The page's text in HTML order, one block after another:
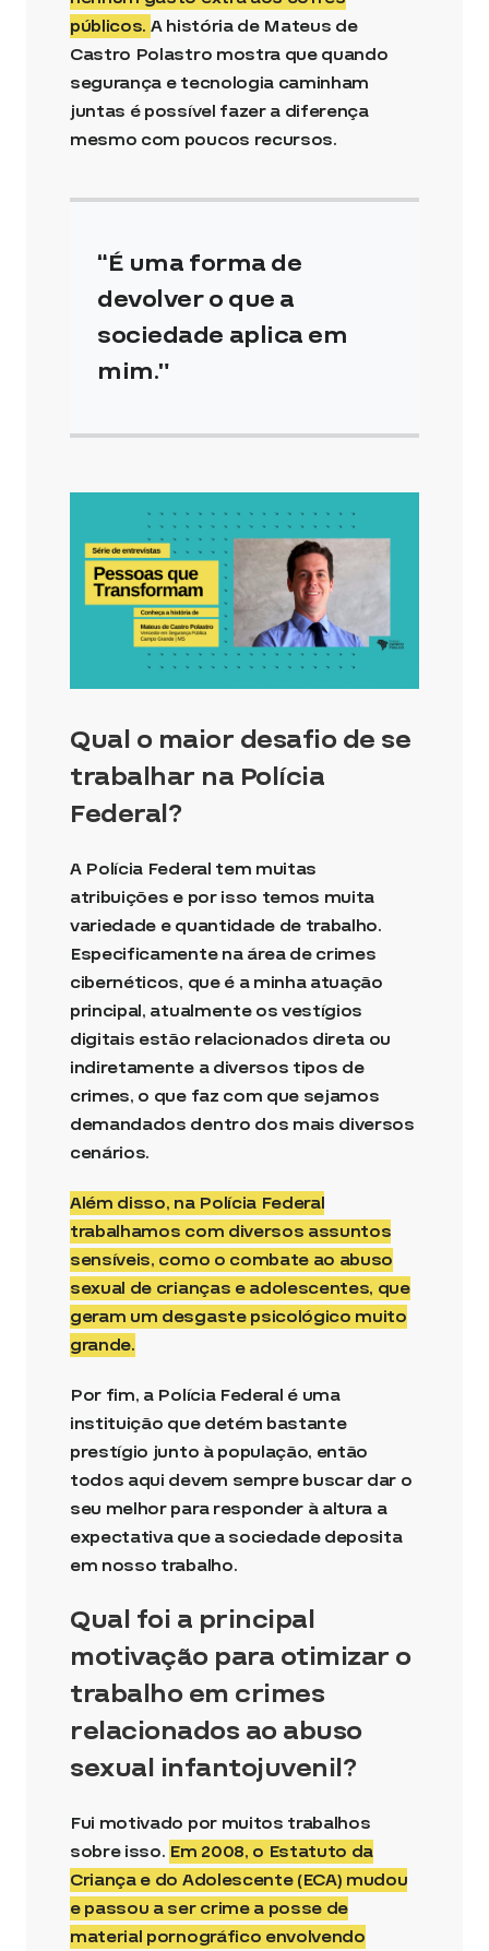
públicos. A história de Mateus de
Castro Polastro mostra que quando
segurança e tecnologia caminham
juntas é possível fazer a diferença
mesmo com poucos recursos.
É uma forma de
devolver o que a
sociedade aplica em
mim.
Qual o maior desafio de se
trabalhar na Polícia
Federal?
A Polícia Federal tem muitas
atribuições e por isso temos muita
variedade e quantidade de trabalho.
Especificamente na área de crimes
cibernéticos, que é a minha atuação
principal, atualmente os vestígios
digitais estão relacionados direta ou
indiretamente a diversos tipos de
crimes, o que faz com que sejamos
demandados dentro dos mais diversos
cenários.
Além disso, na Polícia Federal
trabalhamos com diversos assuntos
sensíveis, como o combate ao abuso
sexual de crianças e adolescentes, que
geram um desgaste psicológico muito
grande.
Por fim, a Polícia Federal é uma
instituição que detém bastante
prestígio junto à população, então
todos aqui devem sempre buscar dar o
seu melhor para responder à altura a
expectativa que a sociedade deposita
em nosso trabalho.
Qual foi a principal
motivação para otimizar o
trabalho em crimes
relacionados ao abuso
sexual infantojuvenil?
Fui motivado por muitos trabalhos
sobre isso. Em 2008, o Estatuto da
Criança e do Adolescente (ECA) mudou
e passou a ser crime a posse de
material pornográfico envolvendo